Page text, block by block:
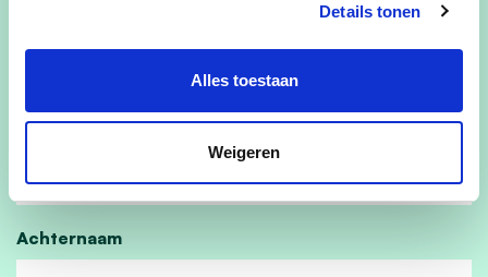
Details tonen
Alles toestaan
Weigeren
Voornaam
Achternaam